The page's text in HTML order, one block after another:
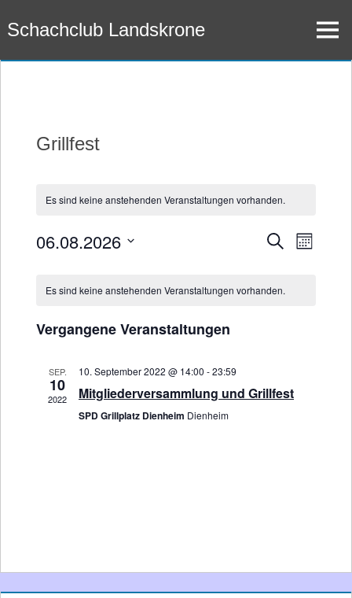
Inhalt
springen
Schachclub Landskrone Menü
Grillfest
Es sind keine anstehenden Veranstaltungen vorhanden.
Suche
Monat
06.08.2026
wählen.
Kalender
Veranstaltungen
Es sind keine anstehenden Veranstaltungen vorhanden.
Vergangene Veranstaltungen
SEP.
10
2022
10. September 2022 @ 14:00 -23:59
Mitgliederversammlung und Grillfest
SPD Grillplatz Dienheim Dienheim